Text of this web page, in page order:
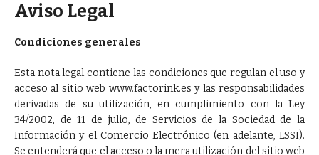
Aviso Legal
Condiciones generales
Esta nota legal contiene las condiciones que regulan el uso y
acceso al sitio web www.factorink.es y las responsabilidades
derivadas de su utilización, en cumplimiento con la Ley
34/2002, de 11 de julio, de Servicios de la Sociedad de la
Información y el Comercio Electrónico (en adelante, LSSI).
Se entenderá que el acceso o la mera utilización del sitio web